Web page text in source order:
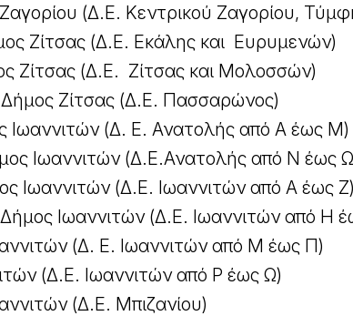
(Δ.Ε. Κεντρικού Ζαγορίου,
Ζίτσας (Δ.Ε. Εκάλης και Ευρυμενών)
Ζίτσας (Δ.Ε. Ζίτσας και Μολοσσών)
Δήμος Ζίτσας (Δ.Ε. Πασσαρώνος)
Ιωαννιτών (Δ. Ε. Ανατολής από Α έως Μ)
Ιωαννιτών (Δ.Ε.Ανατολής από Ν έως
Ιωαννιτών (Δ.Ε. Ιωαννιτών από Α έως Ζ)
Δήμος Ιωαννιτών (Δ.Ε. Ιωαννιτών από Η
(Δ. Ε. Ιωαννιτών από Μ έως Π)
(Δ.Ε. Ιωαννιτών από Ρ έως Ω)
(Δ.Ε. Μπιζανίου)